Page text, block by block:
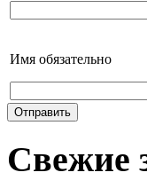
Имя обязательно
Свежие